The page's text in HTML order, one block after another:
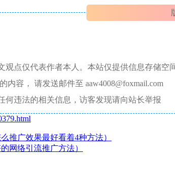
观点仅代表作者本人。本站仅提供信息存储空
容， 请发送邮件至 aaw4008@foxmail.com
何违法的相关信息，访客发现请向站长举报
推广效果最好看着4种方法）
网络引流推广方法）